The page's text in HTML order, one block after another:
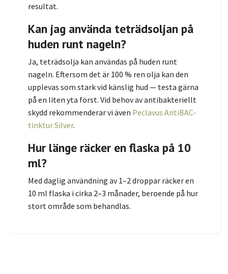
resultat.
Kan jag använda teträdsoljan på
huden runt nageln?
Ja, teträdsolja kan användas på huden runt
nageln. Eftersom det är 100 % ren olja kan den
upplevas som stark vid känslig hud — testa gärna
på en liten yta först. Vid behov av antibakteriellt
skydd rekommenderar vi även Peclavus AntiBAC-
tinktur Silver.
Hur länge räcker en flaska på 10
ml?
Med daglig användning av 1–2 droppar räcker en
10 ml flaska i cirka 2–3 månader, beroende på hur
stort område som behandlas.